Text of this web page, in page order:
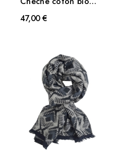
Dakota bleu
47,00 €